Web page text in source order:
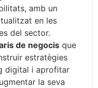
amb un
en les
del sector.
de negocis que
estratègies
digital i aprofitar
la seva